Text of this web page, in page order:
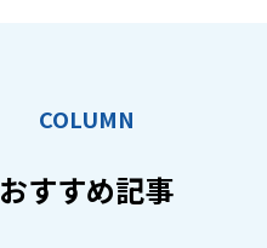
COLUMN
おすすめ記事